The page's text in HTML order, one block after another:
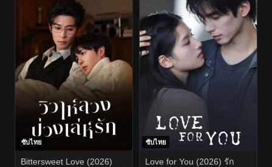
ซับไทย
Bittersweet Love (2026)
ซับไทย
Love for You (2026) รัก